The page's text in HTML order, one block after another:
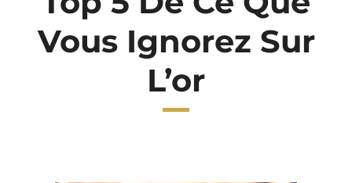
SUIVI KIT POSTAL
Vous Ignorez Sur
L’or